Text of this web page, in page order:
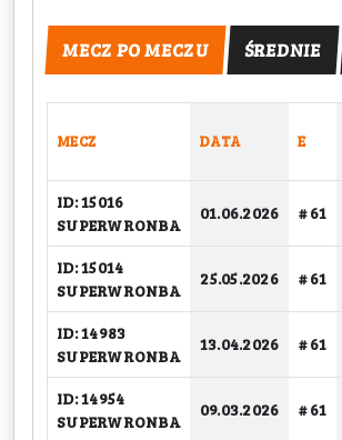
MECZ PO MECZU ŚREDNIE
MECZ DATA E
ID: 15016
SUPERWRONBA
01.06.2026 # 61
ID: 15014
SUPERWRONBA
25.05.2026 # 61
ID: 14983
SUPERWRONBA
13.04.2026 # 61
ID: 14954
SUPERWRONBA
09.03.2026 # 61